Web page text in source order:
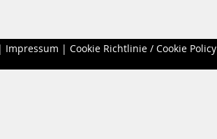
| Impressum | Cookie Richtlinie / Cookie Policy